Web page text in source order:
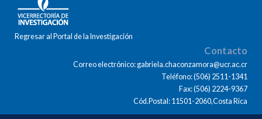
Regresar al Portal de la Investigación
Contacto
Correo electrónico: gabriela.chaconzamora@ucr.ac.cr
Teléfono: (506) 2511-1341
Fax: (506) 2224-9367
Cód.Postal: 11501-2060,Costa Rica